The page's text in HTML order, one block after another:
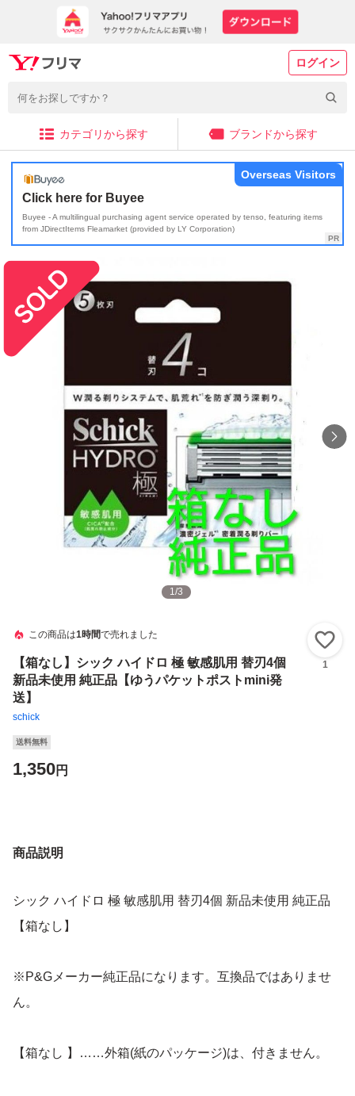
ログイン
カテゴリから探す ブランドから探す
Click here for Buyee
Buyee - A multilingual purchasing agent service operated by tenso, featuring items
from JDirectItems Fleamarket (provided by LY Corporation)
Overseas Visitors
1/3
この商品は1時間で売れました
【箱なし】シック ハイドロ 極 敏感肌用 替刃4個
新品未使用 純正品【ゆうパケットポストmini発
送】
schick
1
送料無料
1,350円
商品説明
シック ハイドロ 極 敏感肌用 替刃4個 新品未使用 純正品
【箱なし】
※P&Gメーカー純正品になります。互換品ではありませ
ん。
【箱なし 】……外箱(紙のパッケージ)は、付きません。